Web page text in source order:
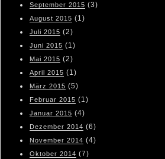
September 2015 (3)
August 2015 (1)
Juli 2015 (2)
Juni 2015 (1)
Mai 2015 (2)
April 2015 (1)
März 2015 (5)
Februar 2015 (1)
Januar 2015 (4)
Dezember 2014 (6)
November 2014 (4)
Oktober 2014 (7)